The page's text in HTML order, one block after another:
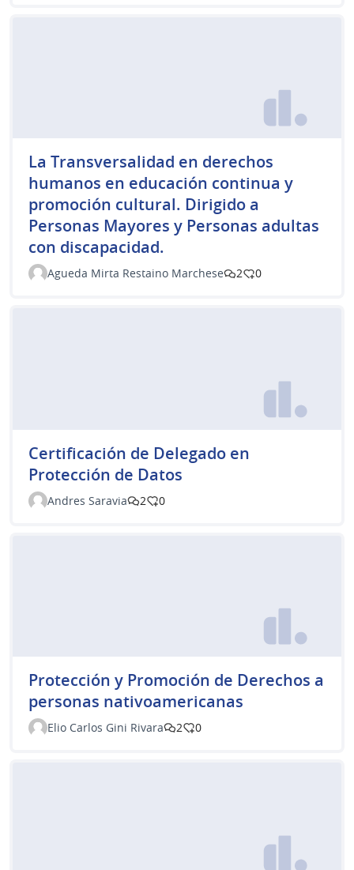
La Transversalidad en derechos
humanos en educación continua y
promoción cultural. Dirigido a
Personas Mayores y Personas adultas
con discapacidad.
Agueda Mirta Restaino Marchese 2 0
Certificación de Delegado en
Protección de Datos
Andres Saravia 2 0
Protección y Promoción de Derechos a
personas nativoamericanas
Elio Carlos Gini Rivara 2 0